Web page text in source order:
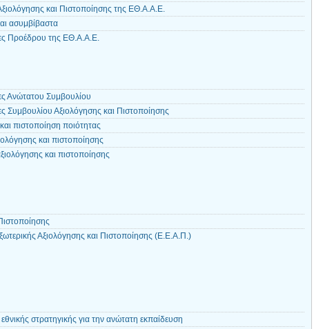
και Πιστοποίησης της ΕΘ.Α.Α.Ε.
ασυμβίβαστα
Προέδρου της ΕΘ.Α.Α.Ε.
Ανώτατου Συμβουλίου
Συμβουλίου Αξιολόγησης και Πιστοποίησης
πιστοποίηση ποιότητας
και πιστοποίησης
και πιστοποίησης
Αξιολόγησης και Πιστοποίησης (Ε.Ε.Α.Π.)
στρατηγικής για την ανώτατη εκπαίδευση